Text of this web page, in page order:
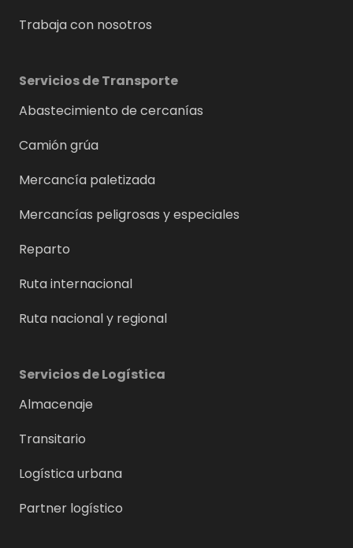
Trabaja con nosotros
Servicios de Transporte
Abastecimiento de cercanías
Camión grúa
Mercancía paletizada
Mercancías peligrosas y especiales
Reparto
Ruta internacional
Ruta nacional y regional
Servicios de Logística
Almacenaje
Transitario
Logística urbana
Partner logístico